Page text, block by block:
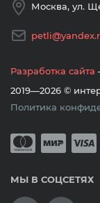
Москва, ул.
Разработка сайта
2019—2026 ©
Политика
МЫ В СОЦСЕТЯХ